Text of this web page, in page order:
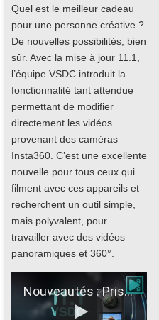
Quel est le meilleur cadeau
pour une personne créative ?
De nouvelles possibilités, bien
sûr. Avec la mise à jour 11.1,
l’équipe VSDC introduit la
fonctionnalité tant attendue
permettant de modifier
directement les vidéos
provenant des caméras
Insta360. C’est une excellente
nouvelle pour tous ceux qui
filment avec ces appareils et
recherchent un outil simple,
mais polyvalent, pour
travailler avec des vidéos
panoramiques et 360°.
Nouveautés : Prise en charge d'Insta360, données de télémétrie, HDR et audio améliorés.